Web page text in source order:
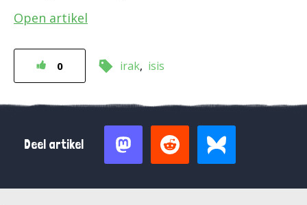
Open artikel
0 irak isis
Deel artikel